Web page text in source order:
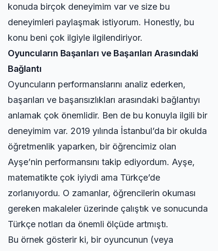
konuda birçok deneyimim var ve size bu
deneyimleri paylaşmak istiyorum. Honestly, bu
konu beni çok ilgiyle ilgilendiriyor.
Oyuncuların Başarıları ve Başarıları Arasındaki
Bağlantı
Oyuncuların performanslarını analiz ederken,
başarıları ve başarısızlıkları arasındaki bağlantıyı
anlamak çok önemlidir. Ben de bu konuyla ilgili bir
deneyimim var. 2019 yılında İstanbul’da bir okulda
öğretmenlik yaparken, bir öğrencimiz olan
Ayşe’nin performansını takip ediyordum. Ayşe,
matematikte çok iyiydi ama Türkçe’de
zorlanıyordu. O zamanlar, öğrencilerin okuması
gereken makaleler üzerinde çalıştık ve sonucunda
Türkçe notları da önemli ölçüde artmıştı.
Bu örnek gösterir ki, bir oyuncunun (veya